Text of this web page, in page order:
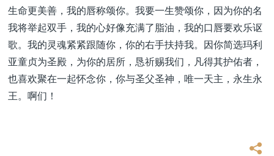
生命更美善，我的唇称颂你。我要一生赞颂你，因为你的名
我将举起双手，我的心好像充满了脂油，我的口唇要欢乐讴
歌。我的灵魂紧紧跟随你，你的右手扶持我。因你简选玛利
亚童贞为圣殿，为你的居所，恳祈赐我们，凡得其护佑者，
也喜欢聚在一起怀念你，你与圣父圣神，唯一天主，永生永
王。啊们！